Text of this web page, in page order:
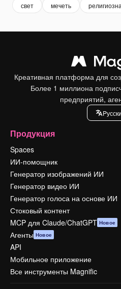
свет мечеть
Креативная платформа для
Более 1 миллиона
предприятий,
Продукция
Spaces
ИИ-помощник
Генератор изображений ИИ
Генератор видео ИИ
Генератор голоса на основе ИИ
Стоковый контент
MCP для Claude/ChatGPT Новое
Агенты Новое
API
Мобильное приложение
Все инструменты Magnific